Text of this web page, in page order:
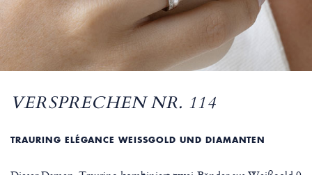
VERSPRECHEN NR. 114
TRAURING ELÉGANCE WEISSGOLD UND DIAMANTEN